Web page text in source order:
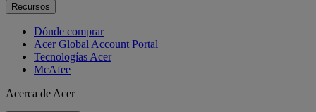
Recursos
Dónde comprar
Acer Global Account Portal
Tecnologías Acer
McAfee
Acerca de Acer